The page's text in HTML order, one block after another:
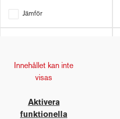
Jämför
Innehållet kan inte
visas
Aktivera
funktionella